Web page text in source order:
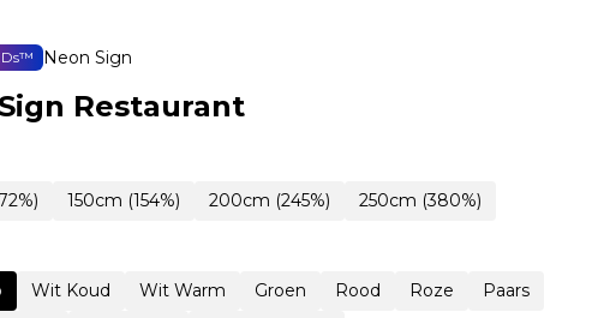
Neon Sign
Restaurant
150cm (154%) 200cm (245%) 250cm (380%)
Wit Koud Wit Warm Groen Rood Roze
Paars